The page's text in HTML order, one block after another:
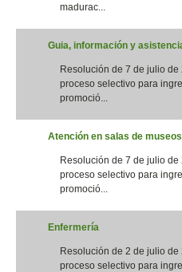
madurac...
Guia, información y
Resolución de 7 de julio
proceso selectivo para
promoció...
Atención en salas de museos
Resolución de 7 de julio
proceso selectivo para
promoció...
Enfermería
Resolución de 2 de julio
proceso selectivo para